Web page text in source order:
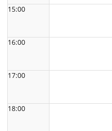
15:00
16:00
17:00
18:00